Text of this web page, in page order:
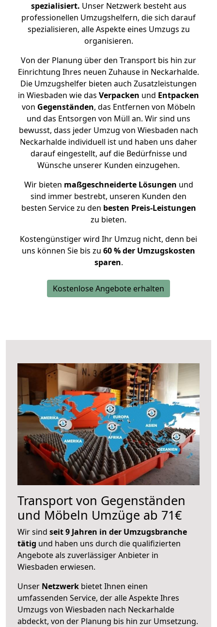
spezialisiert. Unser Netzwerk besteht aus
professionellen Umzugshelfern, die sich darauf
spezialisieren, alle Aspekte eines Umzugs zu
organisieren.
Von der Planung über den Transport bis hin zur
Einrichtung Ihres neuen Zuhause in Neckarhalde.
Die Umzugshelfer bieten auch Zusatzleistungen
in Wiesbaden wie das Verpacken und Entpacken
von Gegenständen, das Entfernen von Möbeln
und das Entsorgen von Müll an. Wir sind uns
bewusst, dass jeder Umzug von Wiesbaden nach
Neckarhalde individuell ist und haben uns daher
darauf eingestellt, auf die Bedürfnisse und
Wünsche unserer Kunden einzugehen.
Wir bieten maßgeschneiderte Lösungen und
sind immer bestrebt, unseren Kunden den
besten Service zu den besten Preis-Leistungen
zu bieten.
Kostengünstiger wird Ihr Umzug nicht, denn bei
uns können Sie bis zu 60 % der Umzugskosten
sparen.
Kostenlose Angebote erhalten
Transport von Gegenständen
und Möbeln Umzüge ab 71€
Wir sind seit 9 Jahren in der Umzugsbranche
tätig und haben uns durch die qualifizierten
Angebote als zuverlässiger Anbieter in
Wiesbaden erwiesen.
Unser Netzwerk bietet Ihnen einen
umfassenden Service, der alle Aspekte Ihres
Umzugs von Wiesbaden nach Neckarhalde
abdeckt, von der Planung bis hin zur Umsetzung.